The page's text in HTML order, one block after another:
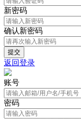
新密码
确认新密码
返回登录
账号
密码